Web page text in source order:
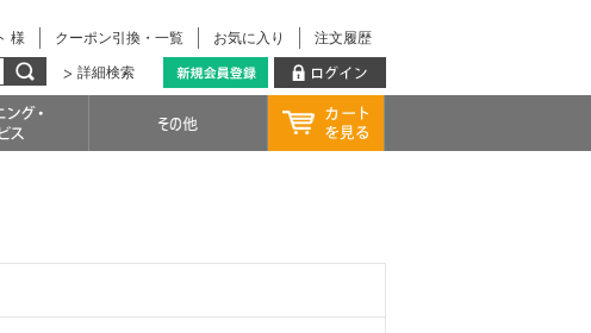
注文履歴
お気に入り
クーポン引換・一覧
様
詳細検索